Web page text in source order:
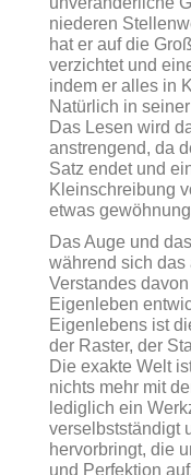
niederen
hat er auf die
verzichtet und
indem er alles in
Natürlich in
Das Lesen wird
anstrengend, da
Satz endet und
Kleinschreibung
etwas
Das Auge und
während sich das
Verstandes
Eigenleben
Eigenlebens ist
der Raster, der
Die exakte Welt
nichts mehr mit
lediglich ein
verselbstständigt
hervorbringt, die
und Perfektion